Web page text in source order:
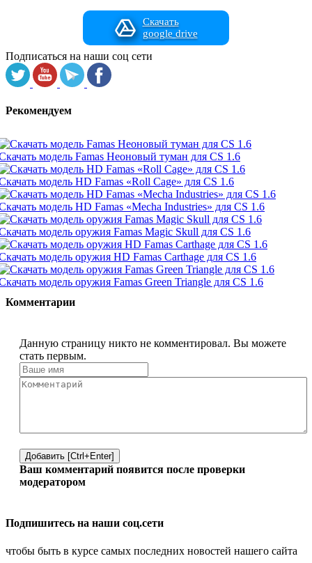
Скачать
google drive
Подписаться на наши соц сети
Рекомендуем
модель Famas Неоновый туман для CS 1.6
модель HD Famas «Roll Cage» для CS 1.6
модель HD Famas «Mecha Industries» для CS 1.6
модель оружия Famas Magic Skull для CS 1.6
модель оружия HD Famas Carthage для CS 1.6
модель оружия Famas Green Triangle для CS 1.6
Комментарии
Данную страницу никто не комментировал. Вы можете
стать первым.
Добавить [Ctrl+Enter]
Ваш комментарий появится после проверки
модератором
Подпишитесь на наши соц.сети
чтобы быть в курсе самых последних новостей нашего сайта